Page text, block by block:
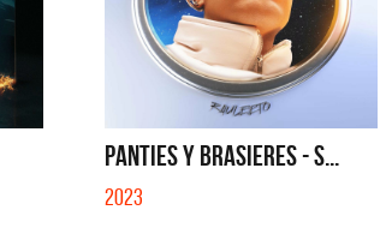
PANTIES Y BRASIERES - S...
2023